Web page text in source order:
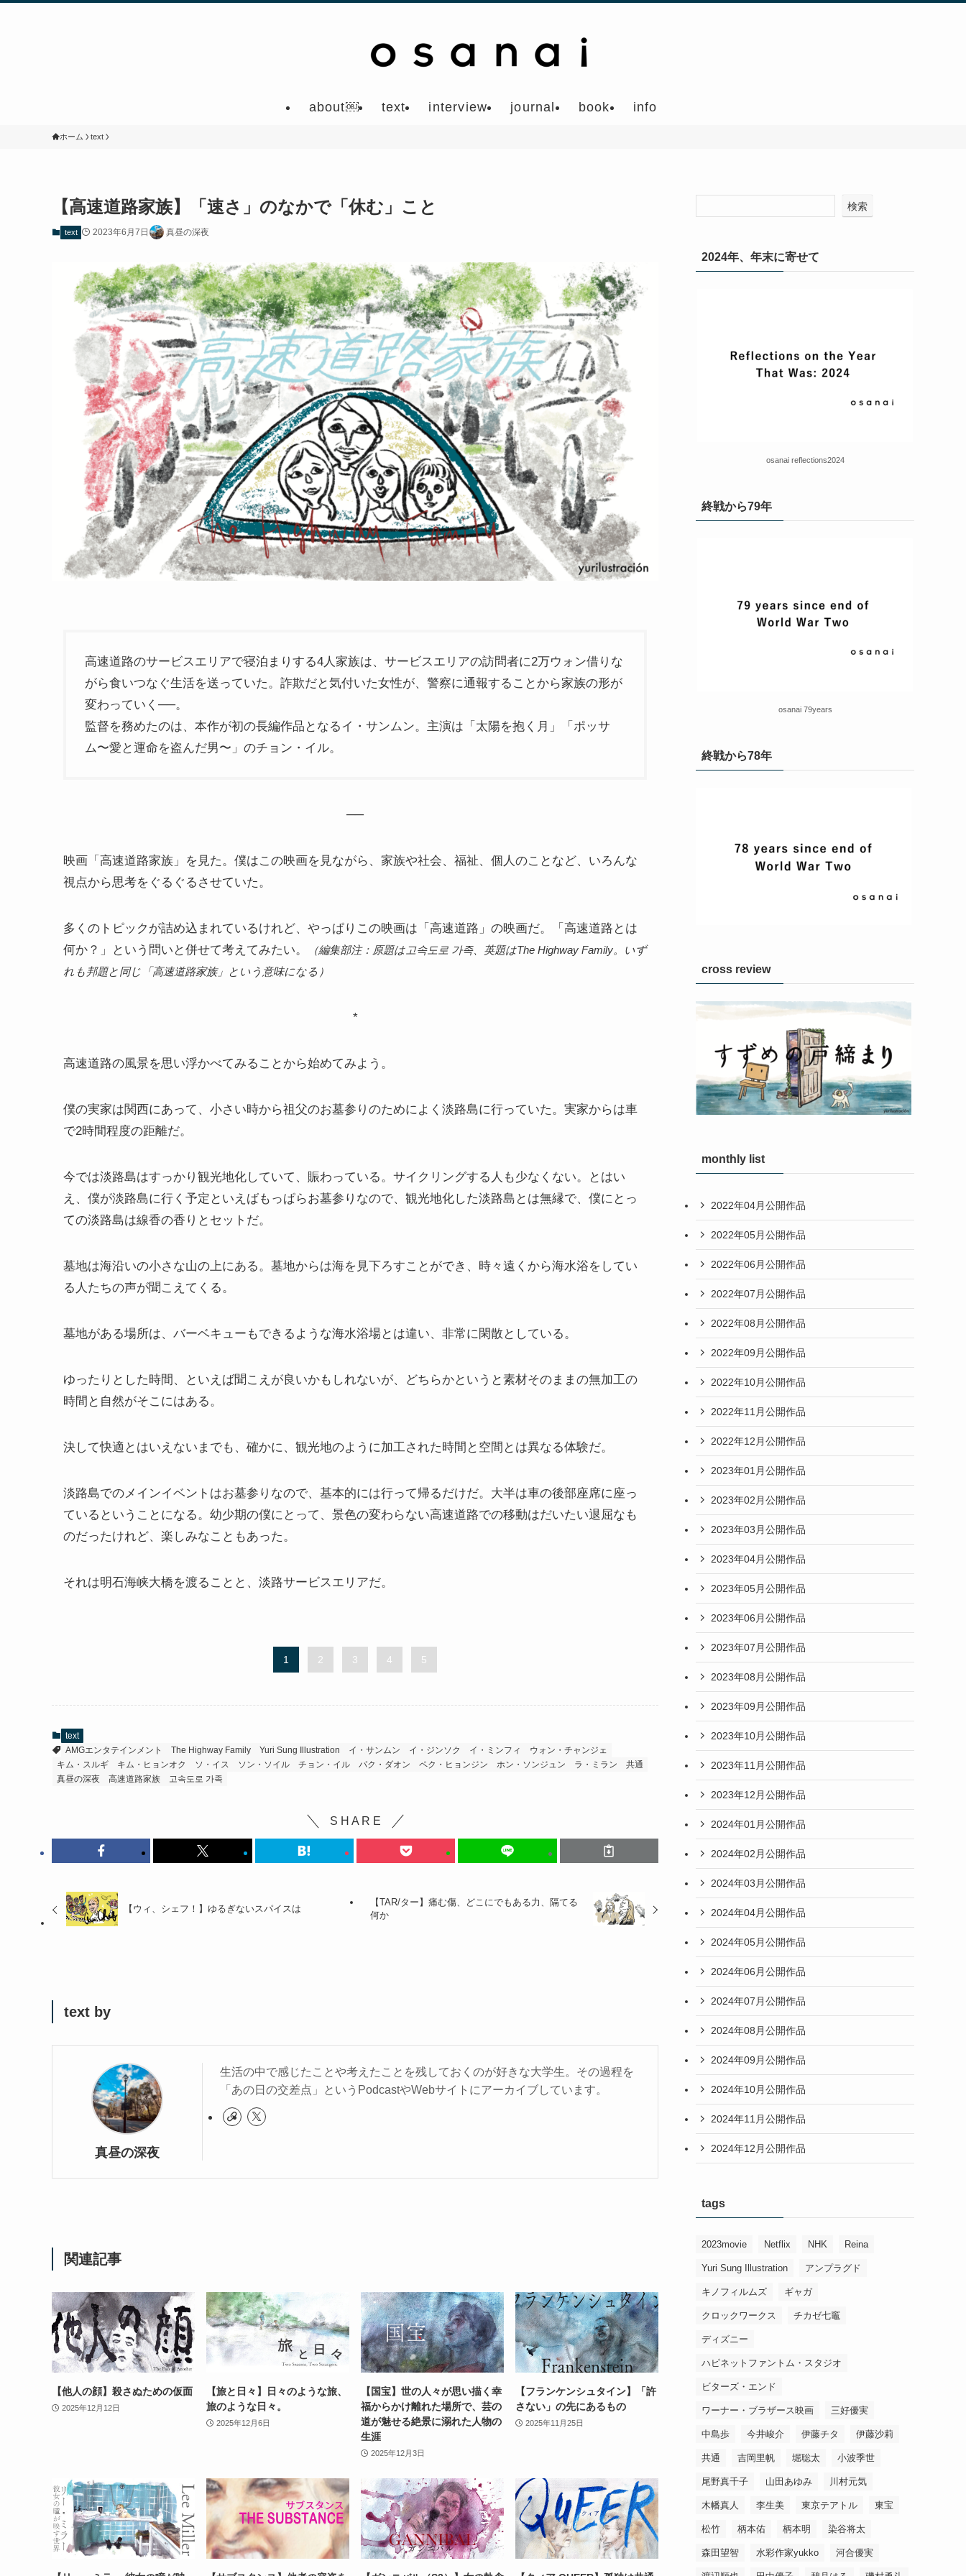
about￼ text interview journal book info
ホーム text
【高速道路家族】「速さ」のなかで「休む」こと
text 2023年6月7日 真昼の深夜
高速道路のサービスエリアで寝泊まりする4人家族は、サービスエリアの訪問者に2万ウォン借りな
がら食いつなぐ生活を送っていた。詐欺だと気付いた女性が、警察に通報することから家族の形が
変わっていく──。
監督を務めたのは、本作が初の長編作品となるイ・サンムン。主演は「太陽を抱く月」「ポッサ
ム〜愛と運命を盗んだ男〜」のチョン・イル。
──
映画「高速道路家族」を見た。僕はこの映画を見ながら、家族や社会、福祉、個人のことなど、いろんな
視点から思考をぐるぐるさせていた。
多くのトピックが詰め込まれているけれど、やっぱりこの映画は「高速道路」の映画だ。「高速道路とは
何か？」という問いと併せて考えてみたい。
（編集部注：原題は고속도로 가족、英題はThe Highway Family。いず
れも邦題と同じ「高速道路家族」という意味になる）
*
高速道路の風景を思い浮かべてみることから始めてみよう。
僕の実家は関西にあって、小さい時から祖父のお墓参りのためによく淡路島に行っていた。実家からは車
で2時間程度の距離だ。
今では淡路島はすっかり観光地化していて、賑わっている。サイクリングする人も少なくない。とはい
え、僕が淡路島に行く予定といえばもっぱらお墓参りなので、観光地化した淡路島とは無縁で、僕にとっ
ての淡路島は線香の香りとセットだ。
墓地は海沿いの小さな山の上にある。墓地からは海を見下ろすことができ、時々遠くから海水浴をしてい
る人たちの声が聞こえてくる。
墓地がある場所は、バーベキューもできるような海水浴場とは違い、非常に閑散としている。
ゆったりとした時間、といえば聞こえが良いかもしれないが、どちらかというと素材そのままの無加工の
時間と自然がそこにはある。
決して快適とはいえないまでも、確かに、観光地のように加工された時間と空間とは異なる体験だ。
淡路島でのメインイベントはお墓参りなので、基本的には行って帰るだけだ。大半は車の後部座席に座っ
ているということになる。幼少期の僕にとって、景色の変わらない高速道路での移動はだいたい退屈なも
のだったけれど、楽しみなこともあった。
それは明石海峡大橋を渡ることと、淡路サービスエリアだ。
1 2 3 4 5
text
AMGエンタテインメント
The Highway Family Yuri Sung Illustration イ・サンムン イ・ジンソク イ・ミンフィ
ウォン・チャンジェ
キム・スルギ
キム・ヒョンオク ソ・イス ソン・ソイル チョン・イル パク・ダオン ペク・ヒョンジン ホン・ソンジュン ラ・ミラン
共通
真昼の深夜
高速道路家族 고속도로 가족
S H A R E
【ウィ、シェフ！】ゆるぎないスパイスは
【TAR/ター】痛む傷、どこにでもある力、隔てる
何か
text by
真昼の深夜
生活の中で感じたことや考えたことを残しておくのが好きな大学生。その過程を
「あの日の交差点」というPodcastやWebサイトにアーカイブしています。
関連記事
【他人の顔】殺さぬための仮面
2025年12月12日
【旅と日々】日々のような旅、
旅のような日々。
2025年12月6日
【国宝】世の人々が思い描く幸
福からかけ離れた場所で、芸の
道が魅せる絶景に溺れた人物の
生涯
2025年12月3日
【フランケンシュタイン】「許
さない」の先にあるもの
2025年11月25日
検索
2024年、年末に寄せて
osanai reflections2024
終戦から79年
osanai 79years
終戦から78年
cross review
monthly list
2022年04月公開作品
2022年05月公開作品
2022年06月公開作品
2022年07月公開作品
2022年08月公開作品
2022年09月公開作品
2022年10月公開作品
2022年11月公開作品
2022年12月公開作品
2023年01月公開作品
2023年02月公開作品
2023年03月公開作品
2023年04月公開作品
2023年05月公開作品
2023年06月公開作品
2023年07月公開作品
2023年08月公開作品
2023年09月公開作品
2023年10月公開作品
2023年11月公開作品
2023年12月公開作品
2024年01月公開作品
2024年02月公開作品
2024年03月公開作品
2024年04月公開作品
2024年05月公開作品
2024年06月公開作品
2024年07月公開作品
2024年08月公開作品
2024年09月公開作品
2024年10月公開作品
2024年11月公開作品
2024年12月公開作品
tags
2023movie Netflix NHK Reina
Yuri Sung Illustration アンプラグド
キノフィルムズ ギャガ
クロックワークス チカゼ七竈
ディズニー
ハピネットファントム・スタジオ
ビターズ・エンド
ワーナー・ブラザース映画 三好優実
中島歩 今井峻介 伊藤チタ 伊藤沙莉
共通 吉岡里帆 堀聡太 小波季世
尾野真千子 山田あゆみ 川村元気
木幡真人 李生美 東京テアトル 東宝
松竹 柄本佑 柄本明 染谷将太
森田望智 水彩作家yukko 河合優実